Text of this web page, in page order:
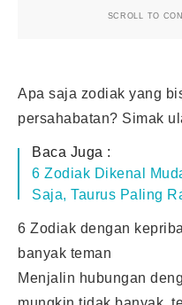
SCROLL TO
Apa saja zodiak yang
persahabatan? Simak
Baca Juga :
6 Zodiak Dikenal
Saja, Taurus Paling
6 Zodiak dengan
banyak teman
Menjalin hubungan